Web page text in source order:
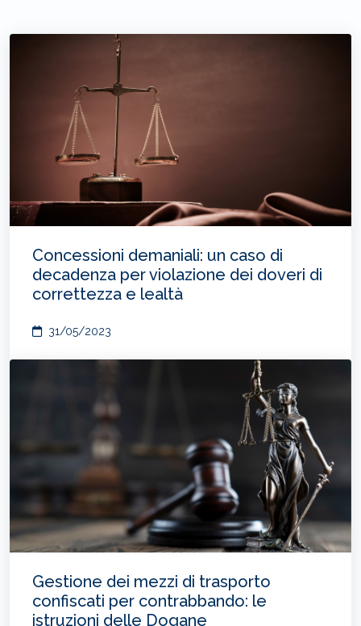
Concessioni demaniali: un caso di
decadenza per violazione dei doveri di
correttezza e lealtà
31/05/2023
Gestione dei mezzi di trasporto
confiscati per contrabbando: le
istruzioni delle Dogane